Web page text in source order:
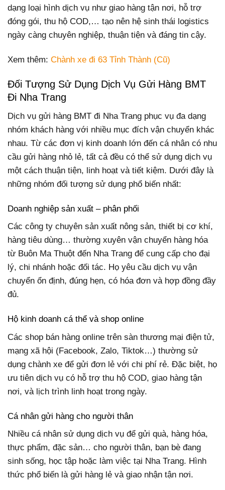
dạng loại hình dịch vụ như giao hàng tận nơi, hỗ trợ
đóng gói, thu hộ COD,… tạo nên hệ sinh thái logistics
ngày càng chuyên nghiệp, thuận tiện và đáng tin cậy.
Xem thêm: Chành xe đi 63 Tỉnh Thành (Cũ)
Đối Tượng Sử Dụng Dịch Vụ Gửi Hàng BMT
Đi Nha Trang
Dịch vụ gửi hàng BMT đi Nha Trang phục vụ đa dạng
nhóm khách hàng với nhiều mục đích vận chuyển khác
nhau. Từ các đơn vị kinh doanh lớn đến cá nhân có nhu
cầu gửi hàng nhỏ lẻ, tất cả đều có thể sử dụng dịch vụ
một cách thuận tiện, linh hoạt và tiết kiệm. Dưới đây là
những nhóm đối tượng sử dụng phổ biến nhất:
Doanh nghiệp sản xuất – phân phối
Các công ty chuyên sản xuất nông sản, thiết bị cơ khí,
hàng tiêu dùng… thường xuyên vận chuyển hàng hóa
từ Buôn Ma Thuột đến Nha Trang để cung cấp cho đại
lý, chi nhánh hoặc đối tác. Họ yêu cầu dịch vụ vận
chuyển ổn định, đúng hẹn, có hóa đơn và hợp đồng đầy
đủ.
Hộ kinh doanh cá thể và shop online
Các shop bán hàng online trên sàn thương mại điện tử,
mạng xã hội (Facebook, Zalo, Tiktok…) thường sử
dụng chành xe để gửi đơn lẻ với chi phí rẻ. Đặc biệt, họ
ưu tiên dịch vụ có hỗ trợ thu hộ COD, giao hàng tận
nơi, và lịch trình linh hoạt trong ngày.
Cá nhân gửi hàng cho người thân
Nhiều cá nhân sử dụng dịch vụ để gửi quà, hàng hóa,
thực phẩm, đặc sản… cho người thân, bạn bè đang
sinh sống, học tập hoặc làm việc tại Nha Trang. Hình
thức phổ biến là gửi hàng lẻ và giao nhận tận nơi.